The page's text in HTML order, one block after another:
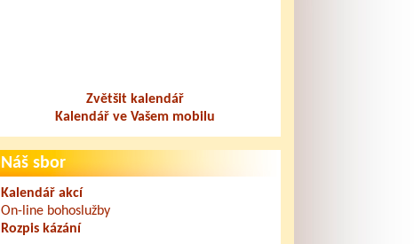
Zvětšit kalendář
Kalendář ve Vašem mobilu
Náš sbor
Kalendář akcí
On-line bohoslužby
Rozpis kázání